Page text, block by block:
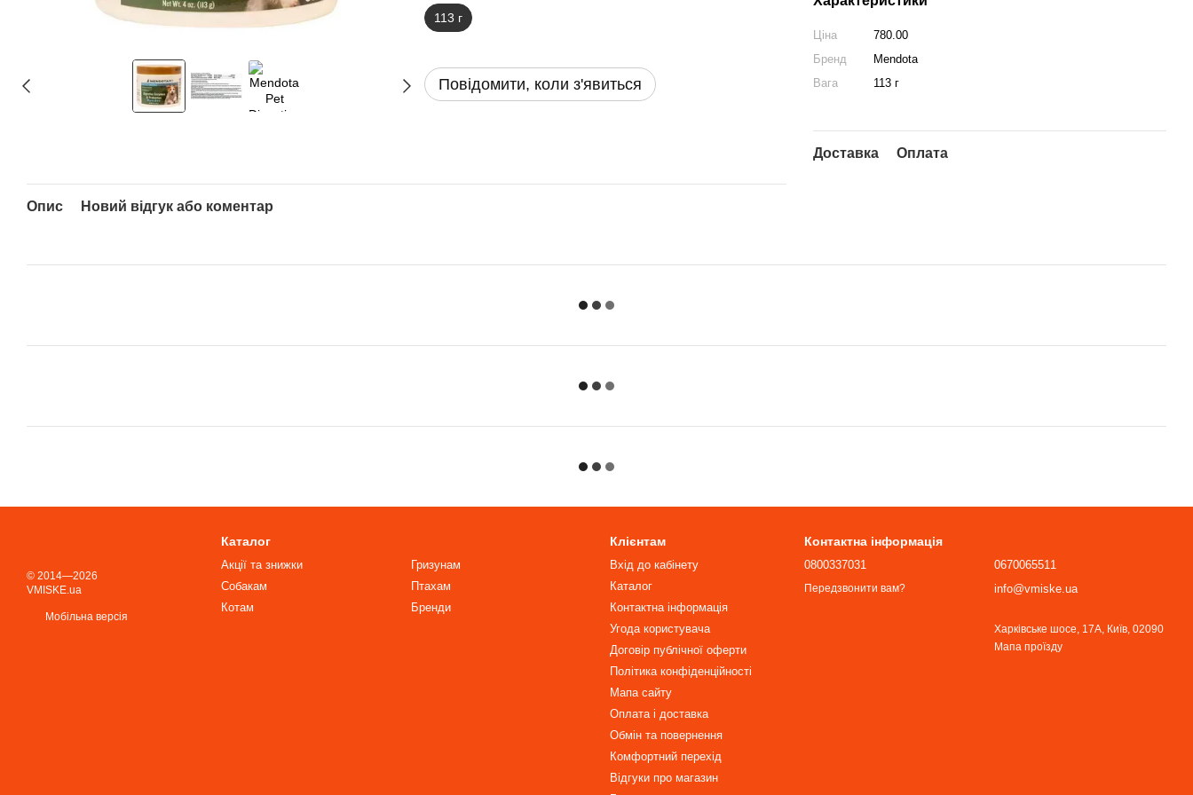
113 г
Повідомити, коли з'явиться
Ціна
780.00
Бренд
Mendota
Вага
113 г
Доставка Оплата
Опис Новий відгук або коментар
© 2014—2026
VMISKE.ua
Мобільна версія
Каталог
Акції та знижки
Собакам
Котам
Гризунам
Птахам
Бренди
Клієнтам
Вхід до кабінету
Каталог
Контактна інформація
Угода користувача
Договір публічної оферти
Політика конфіденційності
Мапа сайту
Оплата і доставка
Обмін та повернення
Комфортний перехід
Відгуки про магазин
Контактна інформація
0800337031
Передзвонити вам?
0670065511
info@vmiske.ua
Харківське шосе, 17А, Київ, 02090
Мапа проїзду